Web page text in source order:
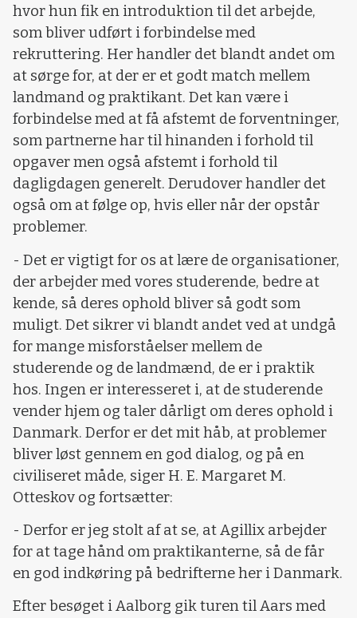
hvor hun fik en introduktion til det arbejde,
som bliver udført i forbindelse med
rekruttering. Her handler det blandt andet om
at sørge for, at der er et godt match mellem
landmand og praktikant. Det kan være i
forbindelse med at få afstemt de forventninger,
som partnerne har til hinanden i forhold til
opgaver men også afstemt i forhold til
dagligdagen generelt. Derudover handler det
også om at følge op, hvis eller når der opstår
problemer.
- Det er vigtigt for os at lære de organisationer,
der arbejder med vores studerende, bedre at
kende, så deres ophold bliver så godt som
muligt. Det sikrer vi blandt andet ved at undgå
for mange misforståelser mellem de
studerende og de landmænd, de er i praktik
hos. Ingen er interesseret i, at de studerende
vender hjem og taler dårligt om deres ophold i
Danmark. Derfor er det mit håb, at problemer
bliver løst gennem en god dialog, og på en
civiliseret måde, siger H. E. Margaret M.
Otteskov og fortsætter:
- Derfor er jeg stolt af at se, at Agillix arbejder
for at tage hånd om praktikanterne, så de får
en god indkøring på bedrifterne her i Danmark.
Efter besøget i Aalborg gik turen til Aars med